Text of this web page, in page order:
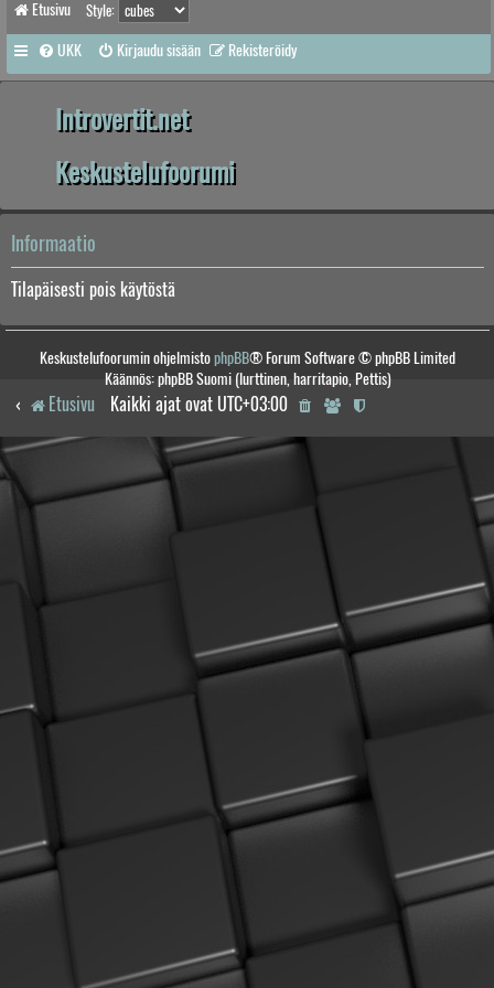
Etusivu Style:
UKK Kirjaudu sisään Rekisteröidy
Introvertit.net
Keskustelufoorumi
Informaatio
Tilapäisesti pois käytöstä
Keskustelufoorumin ohjelmistophpBB® Forum Software © phpBB Limited
Käännös: phpBB Suomi (lurttinen, harritapio, Pettis)
Etusivu Kaikki ajat ovat UTC+03:00